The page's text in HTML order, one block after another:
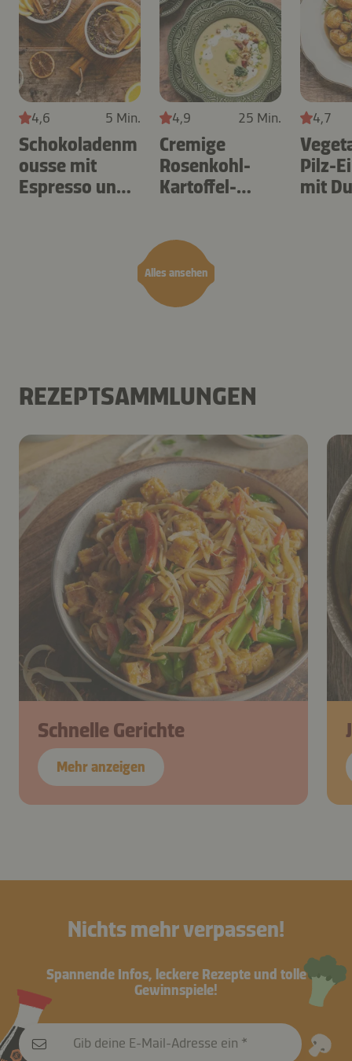
Alles ansehen
4,6 5 Min.
Schokoladenm
ousse mit
Espresso und
4,9 25 Min.
Cremige
Rosenkohl-
Kartoffel-
4,7
Pilz-
mit
REZEPTSAMMLUNGEN
Schnelle Gerichte
Mehr anzeigen
Nichts mehr verpassen!
Spannende Infos, leckere Rezepte und tolle
Gewinnspiele!
Gib deine E-Mail-Adresse ein